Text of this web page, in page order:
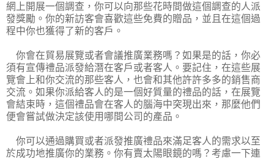
網上開展一個調查，你可以向那些花時間做這個調查的人派
發獎勵。你的新訪客會喜歡這些免費的贈品，並且在這個過
程中你也獲得了新的客戶。
你會在貿易展覽或者會議推廣業務嗎？如果是的話，你必
須有宣傳禮品派發給潛在客戶或者客人。要記住，在這些展
覽會上和你交流的那些客人，也會和其他許許多多的銷售商
交流。如果你派給客人的是一個好質量的禮品的話，在展覽
會結束時，這個禮品會在客人的腦海中突現出來，那麼他們
便會嘗試做決定該使用哪間公司的產品。
你可以通過購買或者派發推廣禮品來滿足客人的需求以至
於成功地推廣你的業務。你有賣太陽眼鏡的嗎？考慮一下連